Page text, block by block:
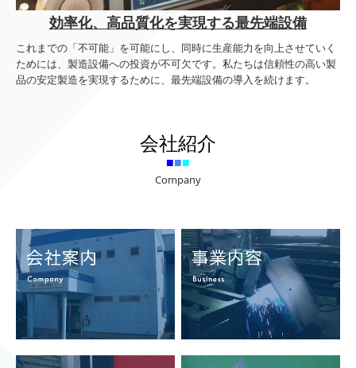
効率化、高品質化を実現する最先端設備
これまでの「不可能」を可能にし、同時に生産能力を向上させていく
ためには、製造設備への投資が不可欠です。私たちは信頼性の高い製
品の安定製造を実現するために、最先端設備の導入を続けます。
会社紹介
■■■
Company